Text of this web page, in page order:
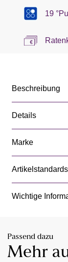
19
Beschreibung
Details
Marke
Artikelstandards
Wichtige
Passend dazu
Mehr